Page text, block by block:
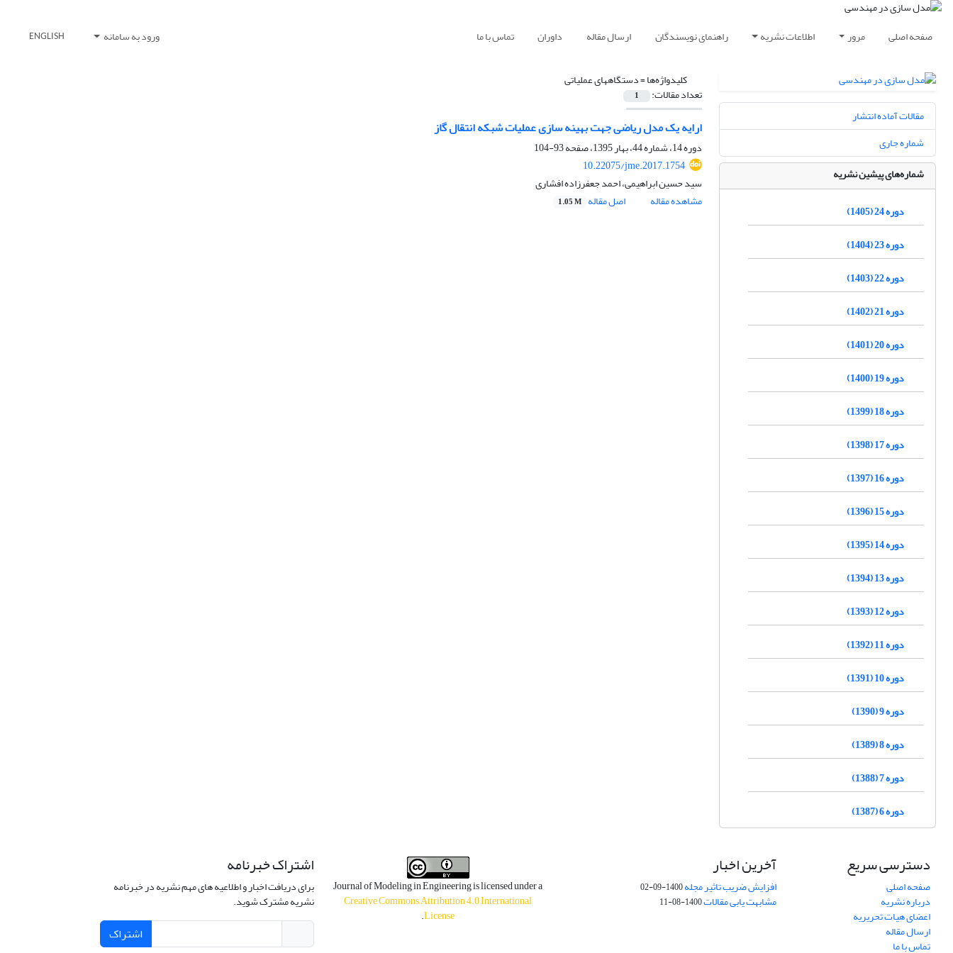
صفحه اصلی مرور اطلاعات نشریه راهنمای نویسندگان ارسال مقاله داوران تماس با ما ورود به سامانه ENGLISH
کلیدواژه‌ها =دستگاه‏های عملیاتی
تعداد مقالات: 1
ارایه یک مدل ریاضی جهت بهینه‏ سازی عملیات شبکه انتقال گاز
دوره 14، شماره 44، بهار 1395، صفحه
93-104
10.22075/jme.2017.1754
سید حسین ابراهیمی، احمد جعفرزاده افشاری
مشاهده مقاله
اصل مقاله 1.05 M
مقالات آماده انتشار
شماره جاری
شماره‌های پیشین نشریه
دوره 24 (1405)
دوره 23 (1404)
دوره 22 (1403)
دوره 21 (1402)
دوره 20 (1401)
دوره 19 (1400)
دوره 18 (1399)
دوره 17 (1398)
دوره 16 (1397)
دوره 15 (1396)
دوره 14 (1395)
دوره 13 (1394)
دوره 12 (1393)
دوره 11 (1392)
دوره 10 (1391)
دوره 9 (1390)
دوره 8 (1389)
دوره 7 (1388)
دوره 6 (1387)
دسترسی سریع
صفحه اصلی
درباره نشریه
اعضای هیات تحریریه
ارسال مقاله
تماس با ما
آخرین اخبار
افزایش ضریب تاثیر مجله1400-09-02
مشابهت یابی مقالات1400-08-11
Journal of Modeling in Engineering is licensed under a
Creative Commons Attribution 4.0 International
License
.
اشتراک خبرنامه
برای دریافت اخبار و اطلاعیه های مهم نشریه در خبرنامه
نشریه مشترک شوید.
اشتراک